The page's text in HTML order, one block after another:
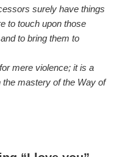
surely have things
to touch upon those
to bring them to
mere violence; it is a
mastery of the Way of